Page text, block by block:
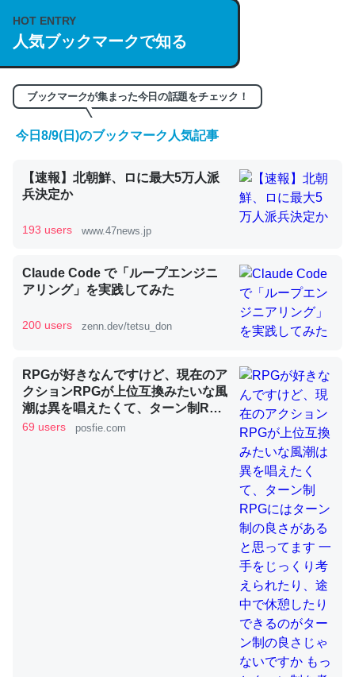
https://isobe324649.hatenablog.com/entry/2023/03/27
/064121
─GPTの仕組みと限界についての考察（１） - conceptualization
くらい。小説でいう「ずっと前の伏線」は回収されないけ
ど、短期記憶というには多い分量。進化すればするほど分
─GPTの仕組みと限界についての考察（１） - conceptualization
昆虫ってカルシウム少ないのか。知らんかった。調べたら
─ニュース :: 【研究発表】昆虫学の大問題＝「昆虫はなぜ海にいな
いのか」に関する新仮説
論文では「淡水はカルシウムも酸素も不足してて両方に不
利だから両方が拮抗してるのでは」とあって面白い。海に
いる鋏角類（カブトガニ・ウミグモ）はカルシウムを使わ
ずキチンを強化してる筈だが、酵素が違うのか？
─ニュース :: 【研究発表】昆虫学の大問題＝「昆虫はなぜ海にいな
HOT ENTRY
人気ブックマークで知る
ブックマークが集まった今日の話題をチェック！
今日8/9(日)のブックマーク人気記事
【速報】北朝鮮、ロに最大5万人派
兵決定か
193 users www.47news.jp
Claude Code で「ループエンジニ
アリング」を実践してみた
200 users zenn.dev/tetsu_don
RPGが好きなんですけど、現在のア
クションRPGが上位互換みたいな風
潮は異を唱えたくて、ターン制RPG
にはターン制の良さがあると思って
69 users posfie.com